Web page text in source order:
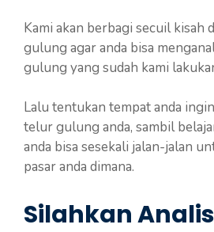
Kami akan berbagi secuil kisah
gulung agar anda bisa
gulung yang sudah kami
Lalu tentukan tempat anda
telur gulung anda, sambil
anda bisa sesekali jalan-jalan
pasar anda dimana.
Silahkan